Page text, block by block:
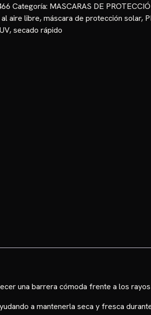
Categoría: MASCARAS DE
aire libre,máscara de protección solar,
,secado rápido
una barrera cómoda frente a los
a mantenerla seca y fresca